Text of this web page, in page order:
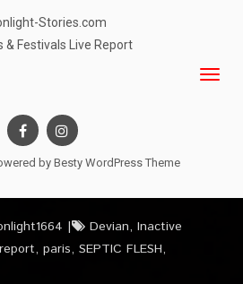
Stories.com
& Festivals Live Report
by Besty WordPress Theme
Devian, Inactive
, paris, SEPTIC FLESH,